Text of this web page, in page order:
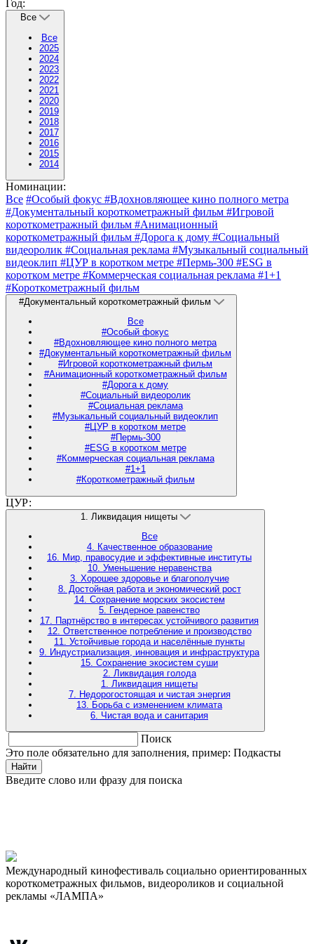
Год:
Все
Все
2025
2024
2023
2022
2021
2020
2019
2018
2017
2016
2015
2014
Номинации:
Все #Особый фокус #Вдохновляющее кино полного метра
#Документальный короткометражный фильм #Игровой
короткометражный фильм #Анимационный
короткометражный фильм #Дорога к дому #Социальный
видеоролик #Социальная реклама #Музыкальный социальный
видеоклип #ЦУР в коротком метре #Пермь-300 #ESG в
коротком метре #Коммерческая социальная реклама #1+1
#Короткометражный фильм
#Документальный короткометражный фильм
Все
#Особый фокус
#Вдохновляющее кино полного метра
#Документальный короткометражный фильм
#Игровой короткометражный фильм
#Анимационный короткометражный фильм
#Дорога к дому
#Социальный видеоролик
#Социальная реклама
#Музыкальный социальный видеоклип
#ЦУР в коротком метре
#Пермь-300
#ESG в коротком метре
#Коммерческая социальная реклама
#1+1
#Короткометражный фильм
ЦУР:
1. Ликвидация нищеты
Все
4. Качественное образование
16. Мир, правосудие и эффективные институты
10. Уменьшение неравенства
3. Хорошее здоровье и благополучие
8. Достойная работа и экономический рост
14. Сохранение морских экосистем
5. Гендерное равенство
17. Партнёрство в интересах устойчивого развития
12. Ответственное потребление и производство
11. Устойчивые города и населённые пункты
9. Индустриализация, инновация и инфраструктура
15. Сохранение экосистем суши
2. Ликвидация голода
1. Ликвидация нищеты
7. Недорогостоящая и чистая энергия
13. Борьба с изменением климата
6. Чистая вода и санитария
Поиск
Это поле обязательно для заполнения, пример: Подкасты
Найти
Введите слово или фразу для поиска
Международный кинофестиваль социально ориентированных
короткометражных фильмов, видеороликов и социальной
рекламы «ЛАМПА»